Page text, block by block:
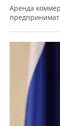
Аренда